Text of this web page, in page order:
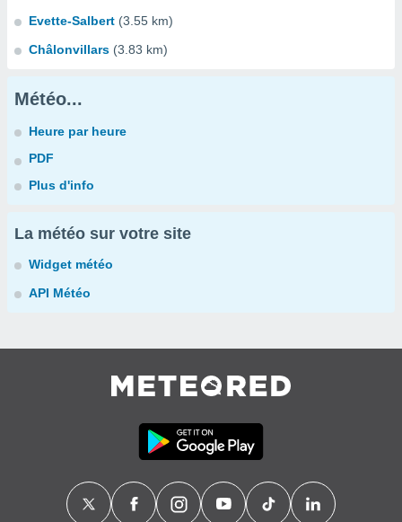
Evette-Salbert (3.55 km)
Châlonvillars (3.83 km)
Météo...
Heure par heure
PDF
Plus d'info
La météo sur votre site
Widget météo
API Météo